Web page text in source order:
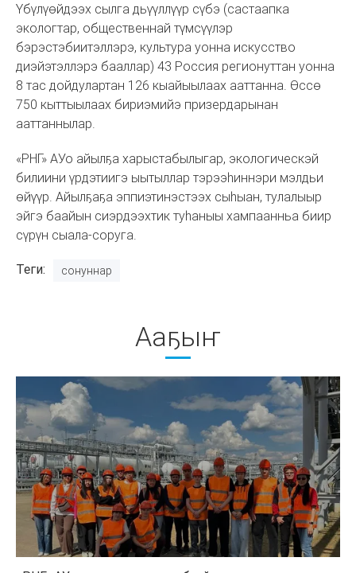
Үбүлүөйдээх сылга дьүүллүүр сүбэ (састаапка
экологтар, общественнай түмсүүлэр
бэрэстэбиитэллэрэ, культура уонна искусство
диэйэтэллэрэ бааллар) 43 Россия регионуттан уонна
8 тас дойдулартан 126 кыайыылаах ааттанна. Өссө
750 кыттыылаах бириэмийэ призердарынан
ааттаннылар.
«РНГ» АУо айылҕа харыстабылыгар, экологическэй
билиини үрдэтиигэ ыытыллар тэрээһиннэри мэлдьи
өйүүр. Айылҕаҕа эппиэтинэстээх сыһыан, тулалыыр
эйгэ баайын сиэрдээхтик туһаныы хампаанньа биир
сүрүн сыала-соруга.
Теги сонуннар
Ааҕыҥ